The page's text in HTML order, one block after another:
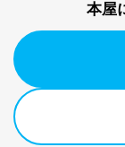
本屋